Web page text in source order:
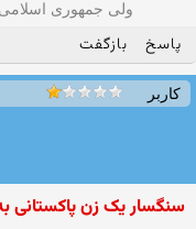
ولى جمهوری اسلامی
پاسخ بازگفت
کاربر
سنگسار یک زن پاکستانی